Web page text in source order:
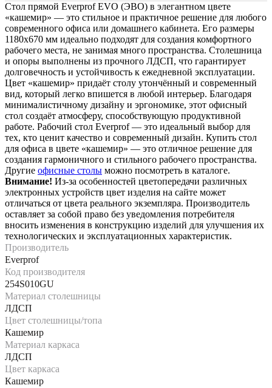
Стол прямой Everprof EVO (ЭВО) в элегантном цвете
«кашемир» — это стильное и практичное решение для любого
современного офиса или домашнего кабинета. Его размеры
1180x670 мм идеально подходят для создания комфортного
рабочего места, не занимая много пространства. Столешница
и опоры выполнены из прочного ЛДСП, что гарантирует
долговечность и устойчивость к ежедневной эксплуатации.
Цвет «кашемир» придаёт столу утончённый и современный
вид, который легко впишется в любой интерьер. Благодаря
минималистичному дизайну и эргономике, этот офисный
стол создаёт атмосферу, способствующую продуктивной
работе. Рабочий стол Everprof — это идеальный выбор для
тех, кто ценит качество и современный дизайн. Купить стол
для офиса в цвете «кашемир» — это отличное решение для
создания гармоничного и стильного рабочего пространства.
Другие офисные столы можно посмотреть в каталоге.
Внимание! Из-за особенностей цветопередачи различных
электронных устройств цвет изделия на сайте может
отличаться от цвета реального экземпляра. Производитель
оставляет за собой право без уведомления потребителя
вносить изменения в конструкцию изделий для улучшения их
технологических и эксплуатационных характеристик.
Производитель
Everprof
Код производителя
254S010GU
Материал столешницы
ЛДСП
Цвет столешницы/топа
Кашемир
Материал каркаса
ЛДСП
Цвет каркаса
Кашемир